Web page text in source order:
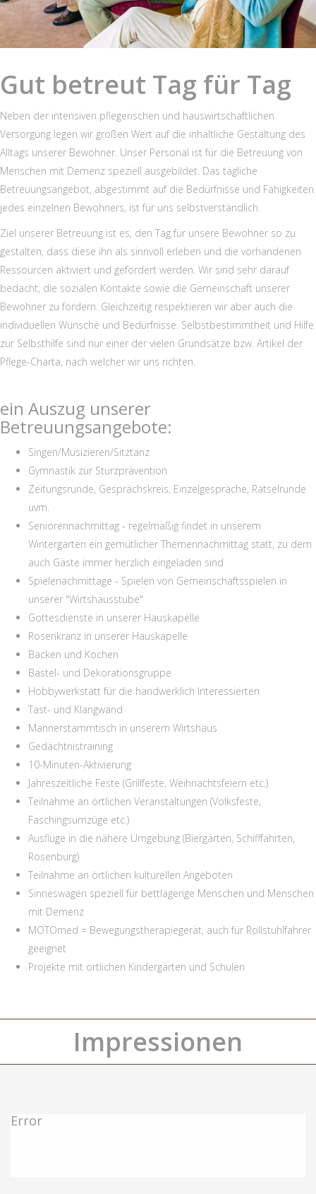
Gut betreut Tag für Tag
Neben der intensiven pflegerischen und hauswirtschaftlichen
Versorgung legen wir großen Wert auf die inhaltliche Gestaltung des
Alltags unserer Bewohner. Unser Personal ist für die Betreuung von
Menschen mit Demenz speziell ausgebildet. Das tägliche
Betreuungsangebot, abgestimmt auf die Bedürfnisse und Fähigkeiten
jedes einzelnen Bewohners, ist für uns selbstverständlich.
Ziel unserer Betreuung ist es, den Tag für unsere Bewohner so zu
gestalten, dass diese ihn als sinnvoll erleben und die vorhandenen
Ressourcen aktiviert und gefördert werden. Wir sind sehr darauf
bedacht, die sozialen Kontakte sowie die Gemeinschaft unserer
Bewohner zu fördern. Gleichzeitig respektieren wir aber auch die
individuellen Wünsche und Bedürfnisse. Selbstbestimmtheit und Hilfe
zur Selbsthilfe sind nur einer der vielen Grundsätze bzw. Artikel der
Pflege-Charta, nach welcher wir uns richten.
ein Auszug unserer
Betreuungsangebote:
Singen/Musizieren/Sitztanz
Gymnastik zur Sturzprävention
Zeitungsrunde, Gesprächskreis, Einzelgespräche, Rätselrunde
uvm.
Seniorennachmittag - regelmäßig findet in unserem
Wintergarten ein gemütlicher Themennachmittag statt, zu dem
auch Gäste immer herzlich eingeladen sind
Spielenachmittage - Spielen von Gemeinschaftsspielen in
unserer "Wirtshausstube"
Gottesdienste in unserer Hauskapelle
Rosenkranz in unserer Hauskapelle
Backen und Kochen
Bastel- und Dekorationsgruppe
Hobbywerkstatt für die handwerklich Interessierten
Tast- und Klangwand
Männerstammtisch in unserem Wirtshaus
Gedächtnistraining
10-Minuten-Aktivierung
Jahreszeitliche Feste (Grillfeste, Weihnachtsfeiern etc.)
Teilnahme an örtlichen Veranstaltungen (Volksfeste,
Faschingsumzüge etc.)
Ausflüge in die nähere Umgebung (Biergärten, Schifffahrten,
Rosenburg)
Teilnahme an örtlichen kulturellen Angeboten
Sinneswagen speziell für bettlägerige Menschen und Menschen
mit Demenz
MOTOmed = Bewegungstherapiegerät, auch für Rollstuhlfahrer
geeignet
Projekte mit örtlichen Kindergärten und Schulen
Impressionen
Error